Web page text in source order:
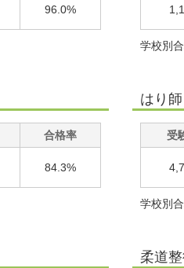
96.0%
学校別
合格率
84.3%
はり師
受
学校別
柔道